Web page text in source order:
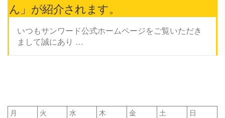
ん」が紹介されます。
いつもサンワード公式ホームページをご覧いただき
まして誠にあり …
月 火 水 木 金 土 日